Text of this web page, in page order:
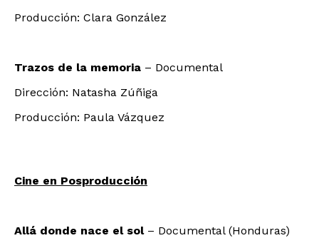
Producción: Clara González
Trazos de la memoria – Documental
Dirección: Natasha Zúñiga
Producción: Paula Vázquez
Cine en Posproducción
Allá donde nace el sol – Documental (Honduras)